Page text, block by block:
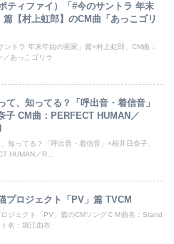
ティファイ）「#今のサントラ 年末
篇【村上虹郎】のCM曲「あっこゴリ
ントラ 年末年始の実家」篇×村上虹郎、CM曲：
あっこゴリラ
て、知ってる？「呼出音・着信音」
子 CM曲：PERFECT HUMAN／
知ってる？「呼出音・着信音」×桜井日奈子、
HUMAN／R...
コロプラ 白猫プロジェクト「PV」篇 TVCM
ジェクト「PV」篇のCMソングＣＭ曲名：Stand
名：堀江由衣